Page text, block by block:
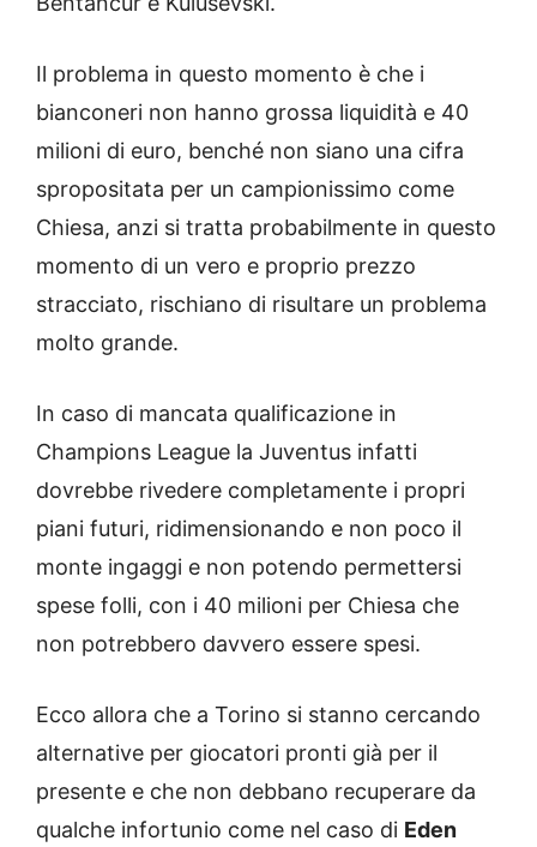
Il problema in questo momento è che i
bianconeri non hanno grossa liquidità e 40
milioni di euro, benché non siano una cifra
spropositata per un campionissimo come
Chiesa, anzi si tratta probabilmente in questo
momento di un vero e proprio prezzo
stracciato, rischiano di risultare un problema
molto grande.
In caso di mancata qualificazione in
Champions League la Juventus infatti
dovrebbe rivedere completamente i propri
piani futuri, ridimensionando e non poco il
monte ingaggi e non potendo permettersi
spese folli, con i 40 milioni per Chiesa che
non potrebbero davvero essere spesi.
Ecco allora che a Torino si stanno cercando
alternative per giocatori pronti già per il
presente e che non debbano recuperare da
qualche infortunio come nel caso di Eden